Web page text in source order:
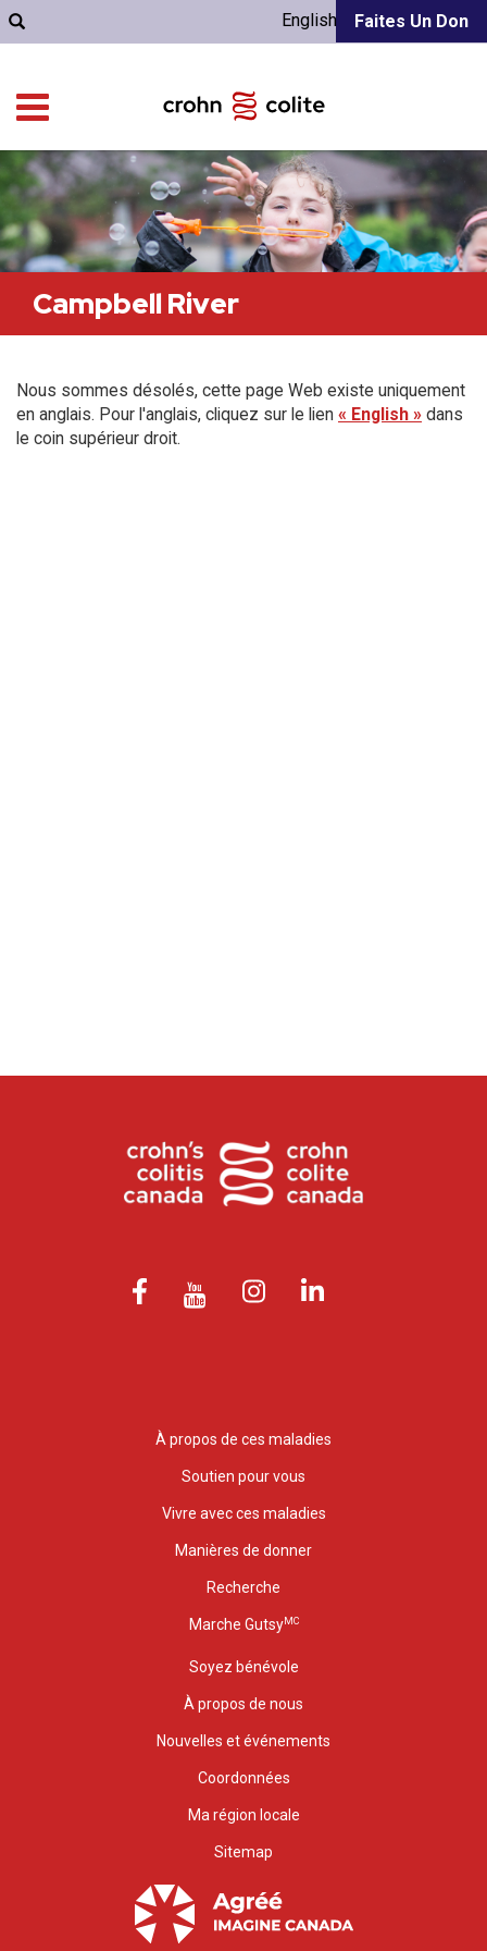
Faites Un Don
English
Campbell River
Nous sommes désolés, cette page Web existe uniquement
en anglais. Pour l'anglais, cliquez sur le lien « English » dans
le coin supérieur droit.
À propos de ces maladies
Soutien pour vous
Vivre avec ces maladies
Manières de donner
Recherche
Marche GutsyMC
Soyez bénévole
À propos de nous
Nouvelles et événements
Coordonnées
Ma région locale
Sitemap